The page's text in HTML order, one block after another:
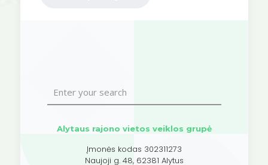
Alytaus rajono vietos veiklos grupė
Įmonės kodas 302311273
Naujoji g. 48, 62381 Alytus